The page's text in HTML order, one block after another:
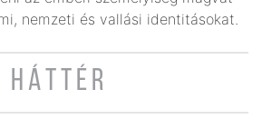
nemzeti és vallási identitásokat.
HÁTTÉR